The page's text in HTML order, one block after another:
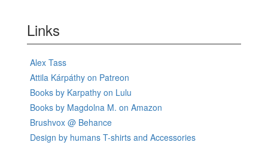
Links
Alex Tass
Attila Kárpáthy on Patreon
Books by Karpathy on Lulu
Books by Magdolna M. on Amazon
Brushvox @ Behance
Design by humans T-shirts and Accessories